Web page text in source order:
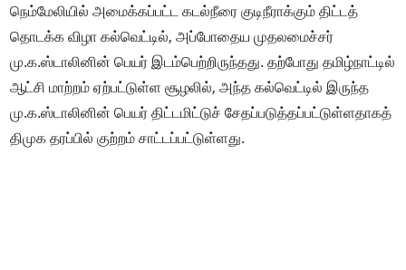
நெம்மேலியில் அமைக்கப்பட்ட கடல்நீரை குடிநீராக்கும் திட்டத்
தொடக்க விழா கல்வெட்டில், அப்போதைய முதலமைச்சர்
மு.க.ஸ்டாலினின் பெயர் இடம்பெற்றிருந்தது. தற்போது தமிழ்நாட்டில்
ஆட்சி மாற்றம் ஏற்பட்டுள்ள சூழலில், அந்த கல்வெட்டில் இருந்த
மு.க.ஸ்டாலினின் பெயர் திட்டமிட்டுச் சேதப்படுத்தப்பட்டுள்ளதாகத்
திமுக தரப்பில் குற்றம் சாட்டப்பட்டுள்ளது.